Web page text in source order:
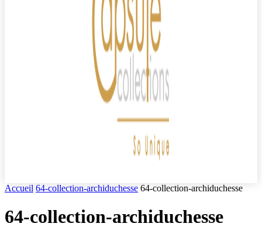
Accueil 64-collection-archiduchesse 64-collection-archiduchesse
64-collection-archiduchesse